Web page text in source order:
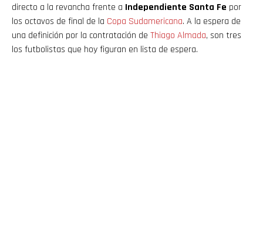
directo a la revancha frente a Independiente Santa Fe por
los octavos de final de la Copa Sudamericana. A la espera de
una definición por la contratación de Thiago Almada, son tres
los futbolistas que hoy figuran en lista de espera.